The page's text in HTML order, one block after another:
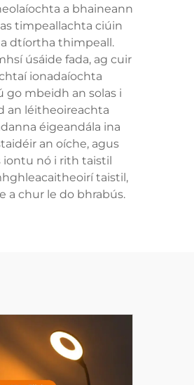
a bhaineann
timpeallachta ciúin
dtíortha thimpeall.
úsáide fada, ag cuir
ionadaíochta
go mbeidh an solas i
an léitheoireachta
éigeandála ina
an oíche, agus
iontu nó i rith taistil
taistil,
a chur le do bhrabús.